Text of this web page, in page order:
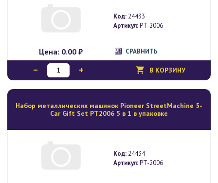
Цена: 0.00 ₽
Код: 24433
Артикул:PT-2006
СРАВНИТЬ
В КОРЗИНУ
Набор металлических машинок Pioneer StreetMachine 5-
Car Gift Set PT2006 5 в 1 в упаковке
Код: 24434
Артикул:PT-2006